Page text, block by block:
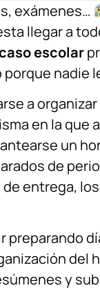
exámenes…
llegar a
escolar
nadie
a
en la que
un
de
entrega,
preparando
del
y